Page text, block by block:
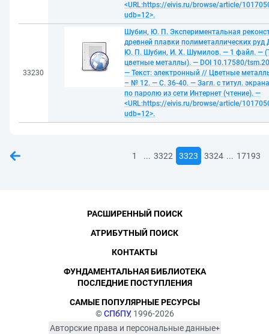
<URL:https://eivis.ru/browse/article/
udb=12>.
33230
Шубин, Ю. П. Экспериментальная
древней плавки полиметаллических руд
Ю. П. Шубин, И. Х. Шумилов. — 1 файл. —
цветные металлы). — DOI 10.17580/
— Текст: электронный // Цветные
– № 12. — С. 36-40. — Загл. с титул.
по паролю из сети Интернет (чтение). —
<URL:https://eivis.ru/browse/article/
udb=12>.
1 ... 3322 3323 3324 ... 17193
©СПбПУ, 1996-2026
Авторские права и персональные данные
РАСШИРЕННЫЙ ПОИСК
АТРИБУТНЫЙ ПОИСК
КОНТАКТЫ
ФУНДАМЕНТАЛЬНАЯ БИБЛИОТЕКА
ПОСЛЕДНИЕ ПОСТУПЛЕНИЯ
САМЫЕ ПОПУЛЯРНЫЕ РЕСУРСЫ